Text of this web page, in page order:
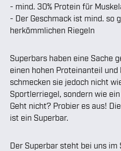
- mind. 30% Protein für
- Der Geschmack ist mind. so
herkömmlichen Riegeln
Superbars haben eine Sache
einen hohen Proteinanteil und
schmecken sie jedoch nicht
Sportlerriegel, sondern wie
Geht nicht? Probier es aus!
ist ein Superbar.
Der Superbar steht bei uns im